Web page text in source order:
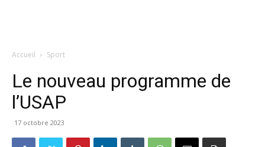
Accueil Sport
Le nouveau programme de
l’USAP
17 octobre 2023